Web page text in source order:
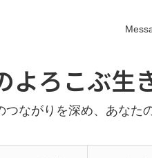
よろこぶ生
つながりを深め、あなた